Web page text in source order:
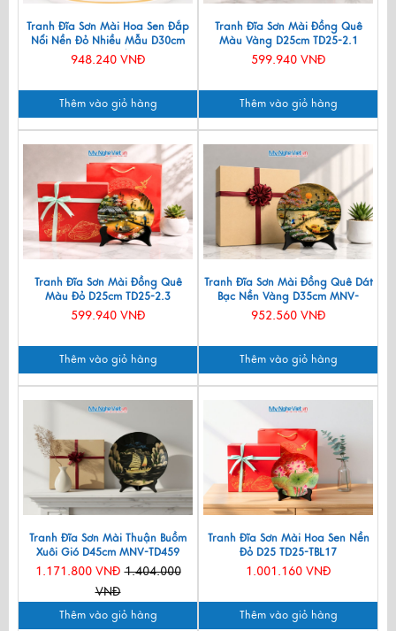
Tranh Đĩa Sơn Mài Hoa Sen Đắp
Nổi Nền Đỏ Nhiều Mẫu D30cm
TD30SV/1
948.240 VNĐ
Thêm vào giỏ hàng
Tranh Đĩa Sơn Mài Đồng Quê
Màu Vàng D25cm TD25-2.1
599.940 VNĐ
Thêm vào giỏ hàng
Tranh Đĩa Sơn Mài Đồng Quê
Màu Đỏ D25cm TD25-2.3
599.940 VNĐ
Thêm vào giỏ hàng
Tranh Đĩa Sơn Mài Đồng Quê Dát
Bạc Nền Vàng D35cm MNV-
TSMD356-1.2
952.560 VNĐ
Thêm vào giỏ hàng
Tranh Đĩa Sơn Mài Thuận Buồm
Xuôi Gió D45cm MNV-TD459
1.171.800 VNĐ1.404.000
VNĐ
Thêm vào giỏ hàng
Tranh Đĩa Sơn Mài Hoa Sen Nền
Đỏ D25 TD25-TBL17
1.001.160 VNĐ
Thêm vào giỏ hàng